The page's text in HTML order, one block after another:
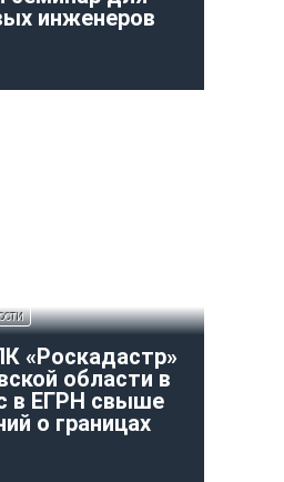
инженеров
«Роскадастр»
области в
в ЕГРН свыше
о границах